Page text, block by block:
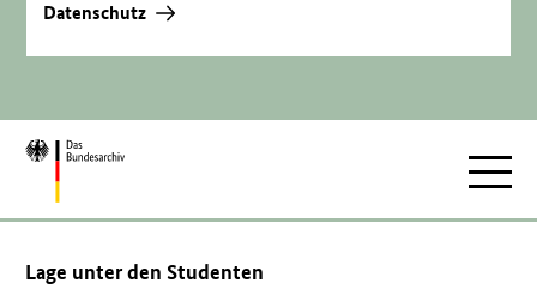
Datenschutz
Zur
Lage unter den Studenten